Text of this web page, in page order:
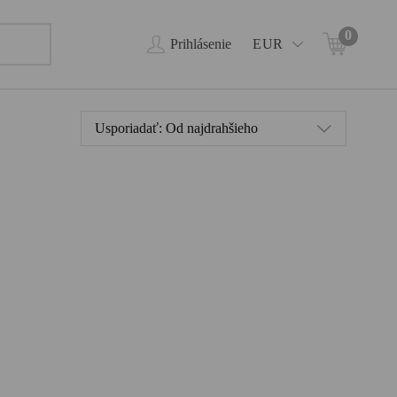
Prihlásenie EUR
0
Usporiadať: Od najdrahšieho